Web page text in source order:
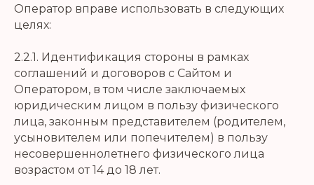
Оператор вправе использовать в следующих
целях:
2.2.1. Идентификация стороны в рамках
соглашений и договоров с Сайтом и
Оператором, в том числе заключаемых
юридическим лицом в пользу физического
лица, законным представителем (родителем,
усыновителем или попечителем) в пользу
несовершеннолетнего физического лица
возрастом от 14 до 18 лет.